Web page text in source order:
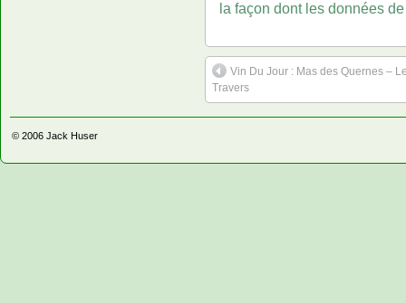
la façon dont les données
Vin Du Jour : Mas des Quernes –
Travers
© 2006 Jack Huser